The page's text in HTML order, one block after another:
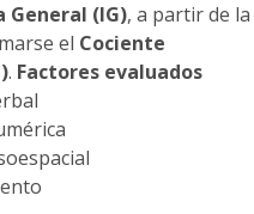
(IG), a partir de la
el Cociente
. Factores evaluados